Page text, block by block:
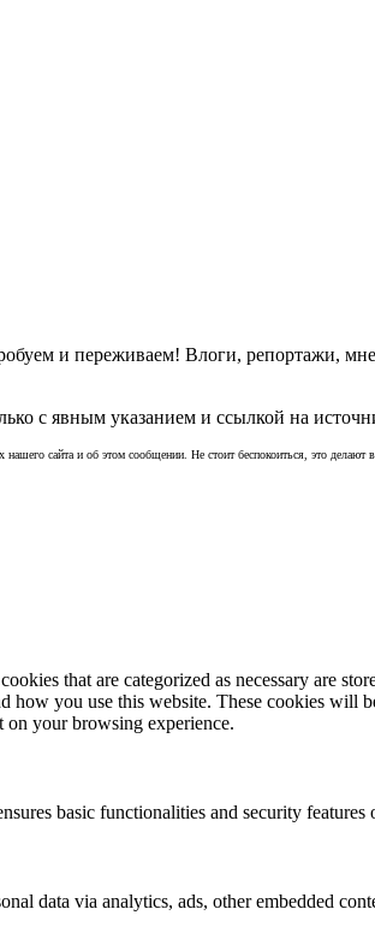
и переживаем! Влоги, репортажи,
с явным указанием и ссылкой на
сайта и об этом сообщении. Не стоит беспокоиться, это делают
that are categorized as necessary are
how you use this website. These cookies will
on your browsing experience.
basic functionalities and security
data via analytics, ads, other embedded